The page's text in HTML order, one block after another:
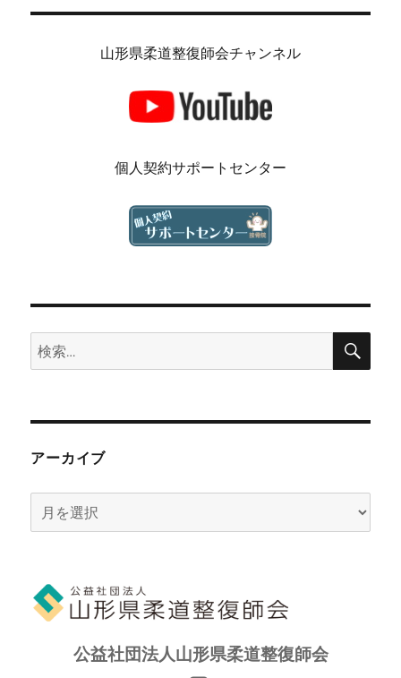
山形県柔道整復師会チャンネル
個人契約サポートセンター
検
索:
検
アーカイブ
ー
ブ
公益社団法人山形県柔道整復師会